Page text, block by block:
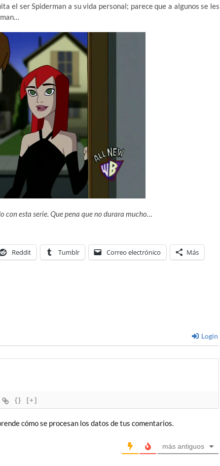
el ser Spiderman a su vida personal; parece que a algunos se les
con esta serie. Que pena que no durara mucho…
Reddit Tumblr Correo electrónico Más
Login
{} [+]
cómo se procesan los datos de tus comentarios.
más antiguos